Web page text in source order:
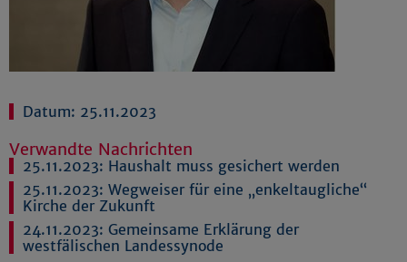
Datum: 25.11.2023
Verwandte Nachrichten
25.11.2023: Haushalt muss gesichert werden
25.11.2023: Wegweiser für eine „enkeltaugliche“
Kirche der Zukunft
24.11.2023: Gemeinsame Erklärung der
westfälischen Landessynode